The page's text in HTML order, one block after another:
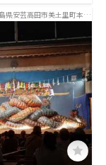
県安芸高田市美土里町本郷